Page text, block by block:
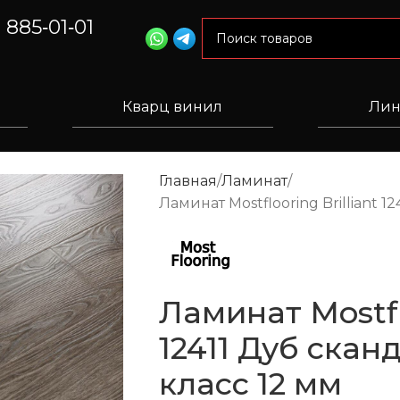
Кварц винил
Главная Ламинат
Ламинат Mostflooring Brilliant
Ламинат
12411 Дуб
класс 12 мм